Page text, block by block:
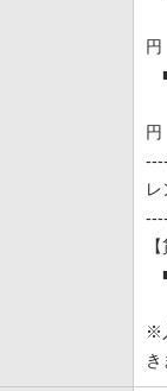
[
円
[
円
※
き